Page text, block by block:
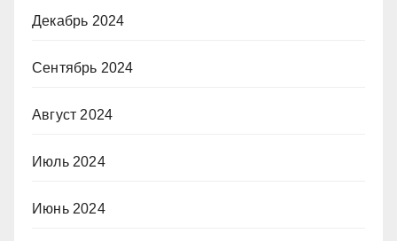
Декабрь 2024
Сентябрь 2024
Август 2024
Июль 2024
Июнь 2024